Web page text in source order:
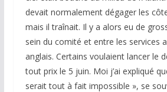
devait normalement dégager les
mais il traînait. Il y a alors eu de
sein du comité et entre les services
anglais. Certains voulaient lancer le
tout prix le 5 juin. Moi j’ai expliqué
serait tout à fait impossible », se